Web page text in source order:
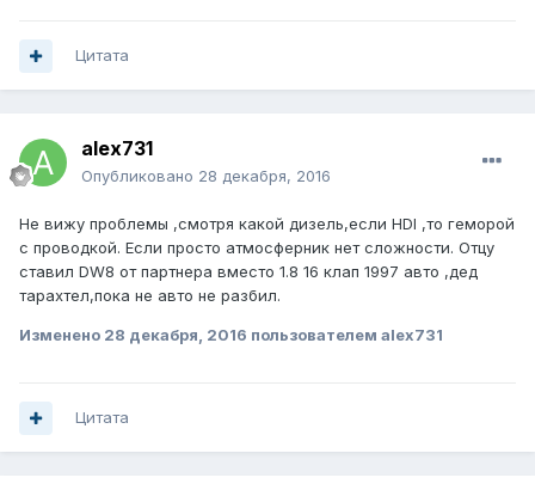
Цитата
alex731
Опубликовано 28 декабря, 2016
Не вижу проблемы ,смотря какой дизель,если HDI ,то геморой
с проводкой. Если просто атмосферник нет сложности. Отцу
ставил DW8 от партнера вместо 1.8 16 клап 1997 авто ,дед
тарахтел,пока не авто не разбил.
Изменено 28 декабря, 2016 пользователем alex731
Цитата